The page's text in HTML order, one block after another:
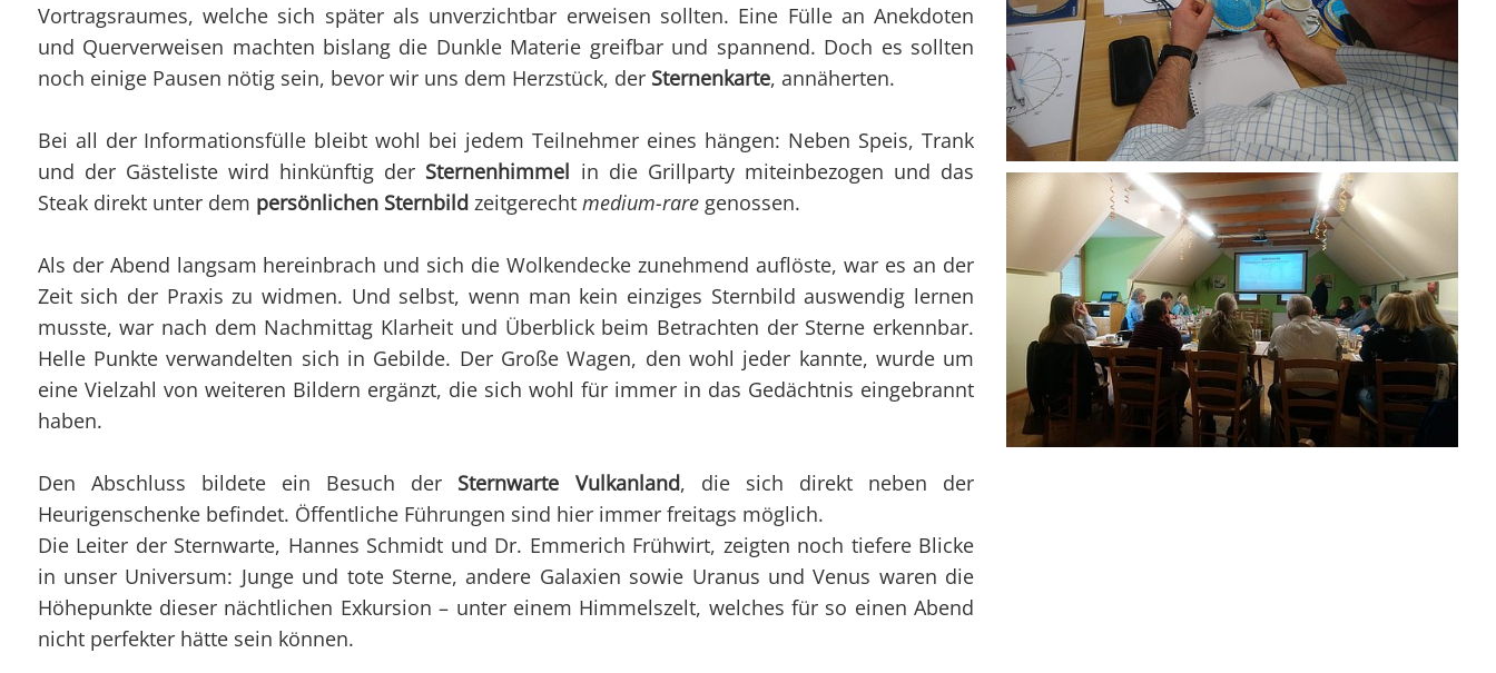
Vortragsraumes, welche sich später als unverzichtbar erweisen sollten. Eine Fülle an Anekdoten
und Querverweisen machten bislang die Dunkle Materie greifbar und spannend. Doch es sollten
noch einige Pausen nötig sein, bevor wir uns dem Herzstück, der Sternenkarte, annäherten.
Bei all der Informationsfülle bleibt wohl bei jedem Teilnehmer eines hängen: Neben Speis, Trank
und der Gästeliste wird hinkünftig der Sternenhimmel in die Grillparty miteinbezogen und das
Steak direkt unter dem persönlichen Sternbildzeitgerecht medium-raregenossen.
Als der Abend langsam hereinbrach und sich die Wolkendecke zunehmend auflöste, war es an der
Zeit sich der Praxis zu widmen. Und selbst, wenn man kein einziges Sternbild auswendig lernen
musste, war nach dem Nachmittag Klarheit und Überblick beim Betrachten der Sterne erkennbar.
Helle Punkte verwandelten sich in Gebilde. Der Große Wagen, den wohl jeder kannte, wurde um
eine Vielzahl von weiteren Bildern ergänzt, die sich wohl für immer in das Gedächtnis eingebrannt
haben.
Den Abschluss bildete ein Besuch der Sternwarte Vulkanland, die sich direkt neben der
Heurigenschenke befindet. Öffentliche Führungen sind hier immer freitags möglich.
Die Leiter der Sternwarte, Hannes Schmidt und Dr. Emmerich Frühwirt, zeigten noch tiefere Blicke
in unser Universum: Junge und tote Sterne, andere Galaxien sowie Uranus und Venus waren die
Höhepunkte dieser nächtlichen Exkursion – unter einem Himmelszelt, welches für so einen Abend
nicht perfekter hätte sein können.